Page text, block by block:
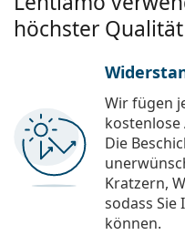
höchster Qualität
Wir fügen
Die
Kratzern,
sodass Sie
können.